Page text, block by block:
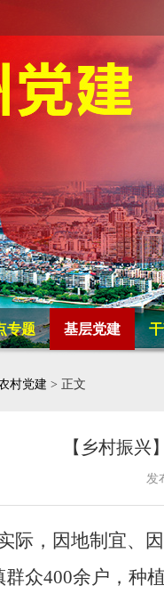
专题 基层党建
村党建 > 正文
【乡村振
发
际，因地制宜、
群众400余户，种